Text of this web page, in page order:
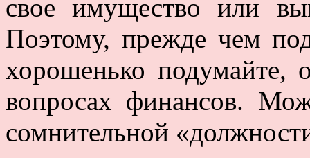
свое имущество или
Поэтому, прежде чем
хорошенько подумайте,
вопросах финансов.
сомнительной